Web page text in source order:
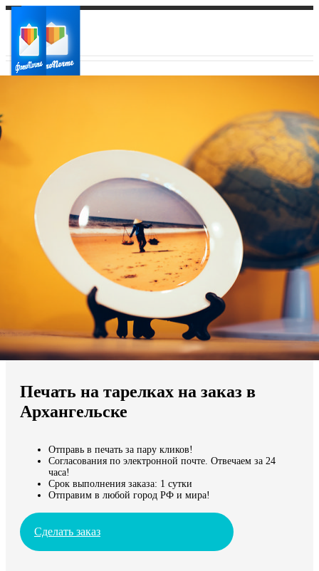
Ваш регион доставки
Выберите из списка:
Мы доставляем по всему миру
Продолжить без города
Печать на тарелках на заказ в
Архангельске
Отправь в печать за пару кликов!
Согласования по электронной почте. Отвечаем за 24
часа!
Срок выполнения заказа: 1 сутки
Отправим в любой город РФ и мира!
Сделать заказ